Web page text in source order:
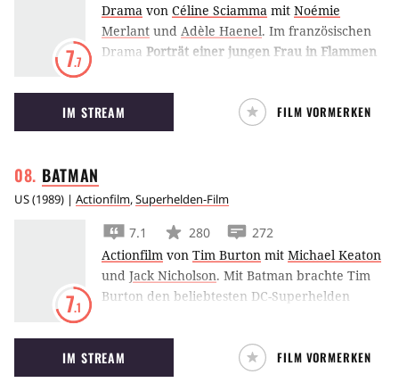
7.7
Drama von Céline Sciamma mit Noémie
Merlant und Adèle Haenel. Im französischen
Drama Porträt einer jungen Frau in Flammen
Frau anzufertigen, die sich nicht malen lassen
will. Als Hausmädchen verkleidet verliebt sie
sich in sie.
IM STREAM FILM VORMERKEN
BATMAN
US(1989) | Actionfilm,Superhelden-Film
7.1
7.1 280
272
Actionfilm von Tim Burton mit Michael Keaton
und Jack Nicholson. Mit Batman brachte Tim
Burton den beliebtesten DC-Superhelden
schuf mit Michael Keaton in der Rolle des
Batman sowie Jack Nicholson als sein Erzfeind
Joker einen ikonischen Film der Superlative.
IM STREAM FILM VORMERKEN